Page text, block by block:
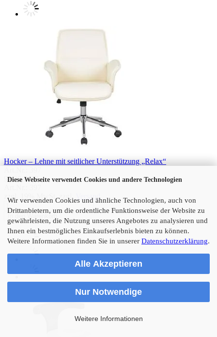
Diese Webseite verwendet Cookies und andere Technologien
Wir verwenden Cookies und ähnliche Technologien, auch von
Drittanbietern, um die ordentliche Funktionsweise der Website zu
gewährleisten, die Nutzung unseres Angebotes zu analysieren und
Ihnen ein bestmögliches Einkaufserlebnis bieten zu können.
Weitere Informationen finden Sie in unserer Datenschutzerklärung.
Alle Akzeptieren
Nur Notwendige
Weitere Informationen
Hocker – Lehne mit seitlicher Unterstützung „Relax“
99,00 EUR
zzgl. 19% MwSt. zzgl.
Versand
In den Warenkorb